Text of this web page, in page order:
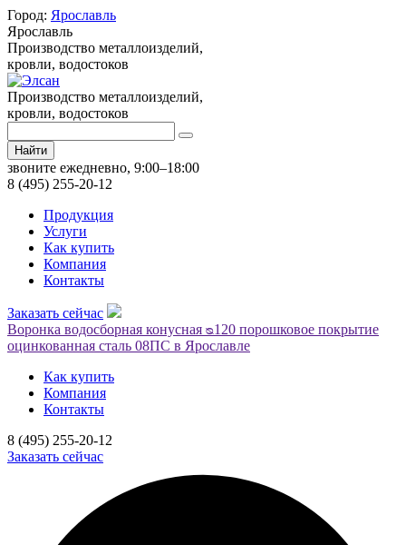
Город: Ярославль
Ярославль
Производство металлоизделий,
кровли, водостоков
Производство металлоизделий,
кровли, водостоков
Найти
звоните ежедневно, 9:00–18:00
8 (495) 255-20-12
Продукция
Услуги
Как купить
Компания
Контакты
Заказать сейчас
Воронка водосборная конусная ᴓ120 порошковое покрытие
оцинкованная сталь 08ПС в Ярославле
Как купить
Компания
Контакты
8 (495) 255-20-12
Заказать сейчас